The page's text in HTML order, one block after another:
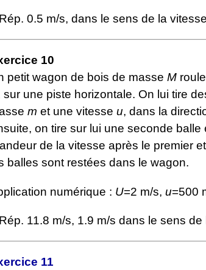
Rép. 0.5 m/s, dans le sens de la
10
petit wagon de bois de masse M
sur une piste horizontale. On lui tire
m et une vitesse u, dans la
on tire sur lui une seconde
de la vitesse après le premier
balles sont restées dans le wagon.
numérique : U=2 m/s, u=500
Rép. 11.8 m/s, 1.9 m/s dans le sens
11